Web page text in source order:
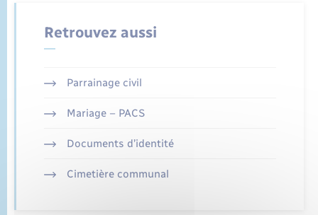
Cimetière communal
Retrouvez aussi
Parrainage civil
Mariage – PACS
Documents d’identité
Cimetière communal